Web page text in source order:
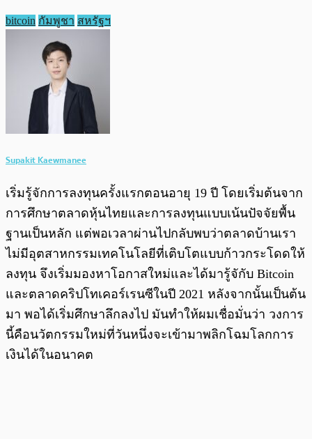
bitcoin กัมพูชา สหรัฐฯ
Supakit Kaewmanee
เริ่มรู้จักการลงทุนครั้งแรกตอนอายุ 19 ปี โดยเริ่มต้นจาก
การศึกษาตลาดหุ้นไทยและการลงทุนแบบเน้นปัจจัยพื้น
ฐานเป็นหลัก แต่พอเวลาผ่านไปกลับพบว่าตลาดบ้านเรา
ไม่มีอุตสาหกรรมเทคโนโลยีที่เติบโตแบบก้าวกระโดดให้
ลงทุน จึงเริ่มมองหาโอกาสใหม่และได้มารู้จักับ Bitcoin
และตลาดคริปโทเคอร์เรนซีในปี 2021 หลังจากนั้นเป็นต้น
มา พอได้เริ่มศึกษาลึกลงไป มันทำให้ผมเชื่อมั่นว่า วงการ
นี้คือนวัตกรรมใหม่ที่วันหนึ่งจะเข้ามาพลิกโฉมโลกการ
เงินได้ในอนาคต